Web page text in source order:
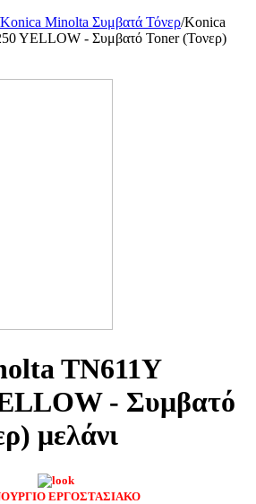
Konica Minolta Συμβατά Τόνερ/Konica
YELLOW - Συμβατό Toner (Τονερ)
TN611Y
- Συμβατό
μελάνι
ΕΡΓΟΣΤΑΣΙΑΚΟ